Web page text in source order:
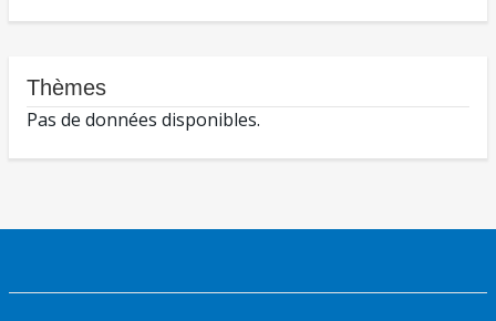
Thèmes
Pas de données disponibles.